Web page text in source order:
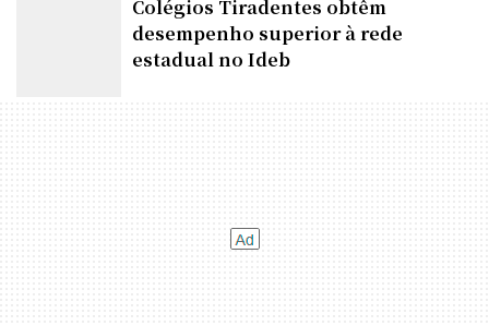
Colégios Tiradentes obtêm
desempenho superior à rede
estadual no Ideb